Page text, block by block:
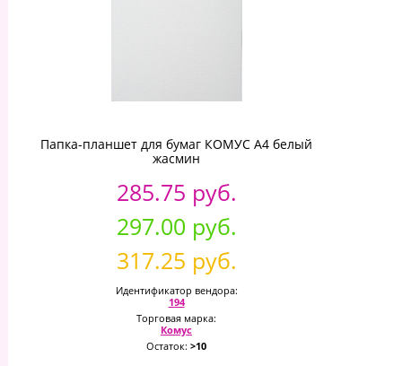
Папка-планшет для бумаг КОМУС A4 белый
жасмин
285.75 руб.
297.00 руб.
317.25 руб.
Идентификатор вендора:
194
Торговая марка:
Комус
Остаток: >10